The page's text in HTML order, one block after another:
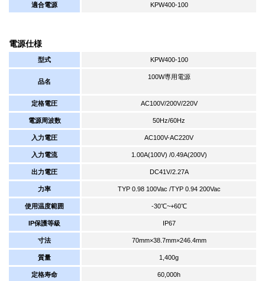
適合電源 KPW400-100
電源仕様
型式 KPW400-100
品名
100W専用電源
定格電圧 AC100V/200V/220V
電源周波数 50Hz/60Hz
入力電圧 AC100V-AC220V
入力電流 1.00A(100V) /0.49A(200V)
出力電圧 DC41V/2.27A
力率 TYP 0.98 100Vac /TYP 0.94 200Vac
使用温度範囲 -30℃~+60℃
IP保護等級 IP67
寸法 70mm×38.7mm×246.4mm
質量 1,400g
定格寿命 60,000h